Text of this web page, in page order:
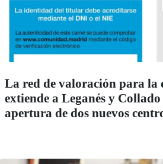
La red de valoración para la
extiende a Leganés y
apertura de dos nuevos